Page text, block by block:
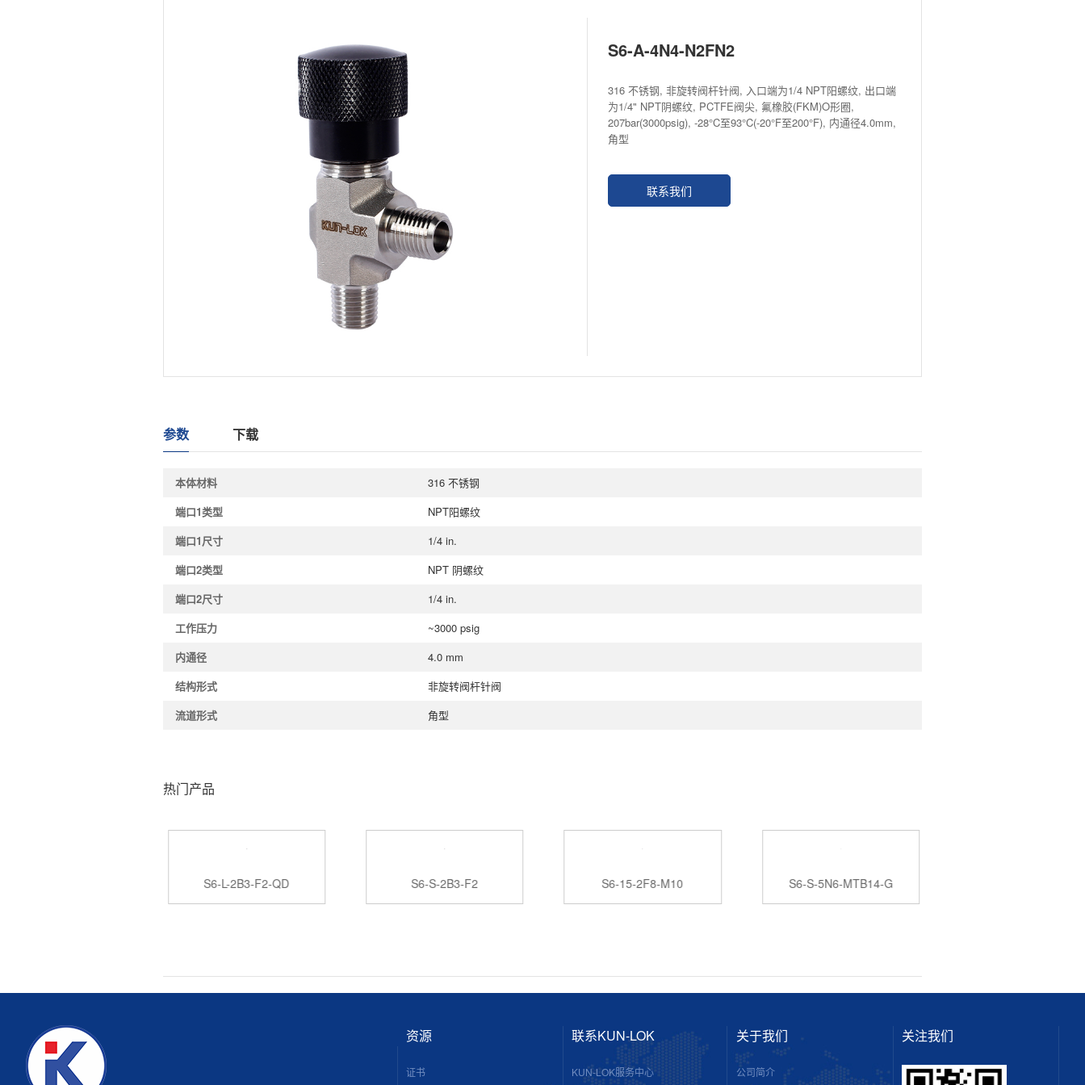
S6-A-4N4-N2FN2
316 不锈钢, 非旋转阀杆针阀, 入口端为1/4 NPT阳螺纹, 出口端
为1/4" NPT阴螺纹, PCTFE阀尖, 氟橡胶(FKM)O形圈,
207bar(3000psig), -28°C至93°C(-20°F至200°F), 内通径4.0mm,
角型
联系我们
参数 下载
本体材料
316 不锈钢
端口1类型
NPT阳螺纹
端口1尺寸
1/4 in.
端口2类型
NPT 阴螺纹
端口2尺寸
1/4 in.
工作压力
~3000 psig
内通径
4.0 mm
结构形式
非旋转阀杆针阀
流道形式
角型
热门产品
S6-L-2B3-F2-QD S6-S-2B3-F2 S6-15-2F8-M10 S6-S-5N6-MTB14-G
资源
证书
联系KUN-LOK
KUN-LOK服务中心
关于我们
公司简介
关注我们